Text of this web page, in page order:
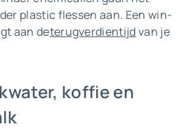
plastic flessen aan. Een win-
aan deterugverdientijdvan je
koffie en